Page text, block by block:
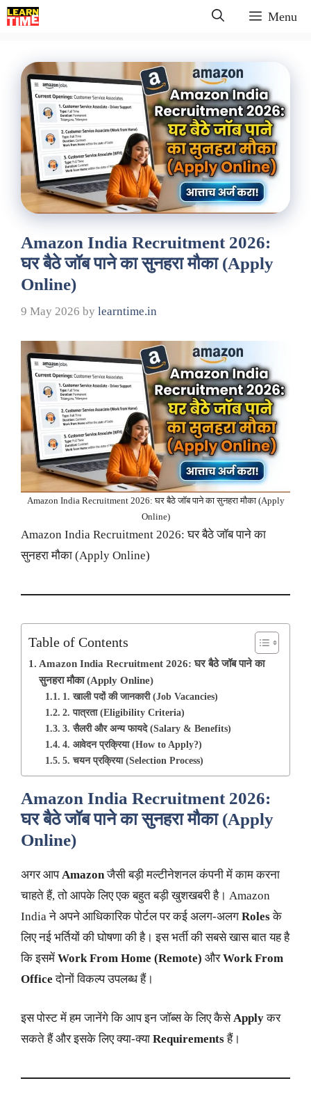
Skip
to
Menu
Amazon India Recruitment 2026:
घर बैठे जॉब पाने का सुनहरा मौका (Apply
Online)
9 May 2026 by learntime.in
Amazon India Recruitment 2026: घर बैठे जॉब पाने का सुनहरा मौका (Apply
Online)
Amazon India Recruitment 2026: घर बैठे जॉब पाने का
सुनहरा मौका (Apply Online)
Table of Contents
Amazon India Recruitment 2026: घर बैठे जॉब पाने का
सुनहरा मौका (Apply Online)
1. खाली पदों की जानकारी (Job Vacancies)
2. पात्रता (Eligibility Criteria)
3. सैलरी और अन्य फायदे (Salary & Benefits)
4. आवेदन प्रक्रिया (How to Apply?)
5. चयन प्रक्रिया (Selection Process)
Amazon India Recruitment 2026:
घर बैठे जॉब पाने का सुनहरा मौका (Apply
Online)
अगर आपAmazonजैसी बड़ी मल्टीनेशनल कंपनी में काम करना
चाहते हैं, तो आपके लिए एक बहुत बड़ी खुशखबरी है। Amazon
India ने अपने आधिकारिक पोर्टल पर कई अलग-अलग Rolesके
लिए नई भर्तियों की घोषणा की है। इस भर्ती की सबसे खास बात यह है
कि इसमें Work From Home (Remote) औरWork From
Office दोनों विकल्प उपलब्ध हैं।
इस पोस्ट में हम जानेंगे कि आप इन जॉब्स के लिए कैसेApplyकर
सकते हैं और इसके लिए क्या-क्या Requirementsहैं।